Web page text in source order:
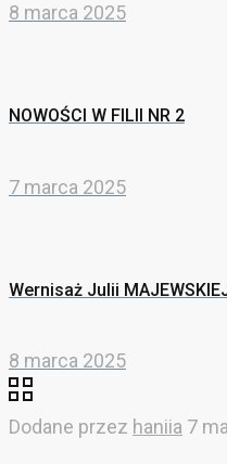
8 marca 2025
NOWOŚCI W FILII NR 2
7 marca 2025
Wernisaż Julii
8 marca 2025
Dodane przez haniia 7